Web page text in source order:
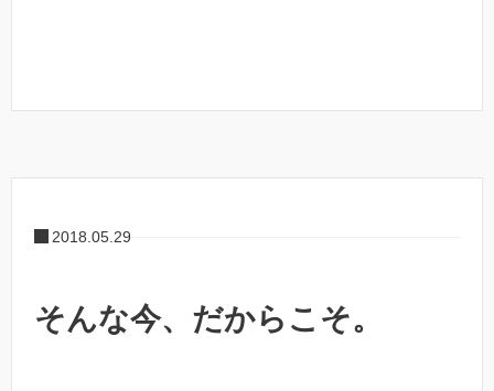
2018.05.29
そんな今、だからこそ。